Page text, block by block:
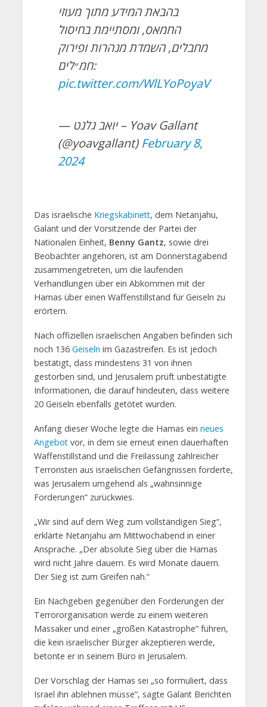
בהבאת המידע מתוך מעוזי
החמאס, ומסתיימת בחיסול
מחבלים, השמדת מנהרות ופירוק
חמ״לים:
pic.twitter.com/WlLYoPoyaV
— יואב גלנט – Yoav Gallant
(@yoavgallant) February 8,
2024
Das israelische Kriegskabinett, dem Netanjahu,
Galant und der Vorsitzende der Partei der
Nationalen Einheit, Benny Gantz, sowie drei
Beobachter angehören, ist am Donnerstagabend
zusammengetreten, um die laufenden
Verhandlungen über ein Abkommen mit der
Hamas über einen Waffenstillstand für Geiseln zu
erörtern.
Nach offiziellen israelischen Angaben befinden sich
noch 136 Geiseln im Gazastreifen. Es ist jedoch
bestätigt, dass mindestens 31 von ihnen
gestorben sind, und Jerusalem prüft unbestätigte
Informationen, die darauf hindeuten, dass weitere
20 Geiseln ebenfalls getötet wurden.
Anfang dieser Woche legte die Hamas ein neues
Angebotvor, in dem sie erneut einen dauerhaften
Waffenstillstand und die Freilassung zahlreicher
Terroristen aus israelischen Gefängnissen forderte,
was Jerusalem umgehend als „wahnsinnige
Forderungen“ zurückwies.
„Wir sind auf dem Weg zum vollständigen Sieg“,
erklärte Netanjahu am Mittwochabend in einer
Ansprache. „Der absolute Sieg über die Hamas
wird nicht Jahre dauern. Es wird Monate dauern.
Der Sieg ist zum Greifen nah.“
Ein Nachgeben gegenüber den Forderungen der
Terrororganisation werde zu einem weiteren
Massaker und einer „großen Katastrophe“ führen,
die kein israelischer Bürger akzeptieren werde,
betonte er in seinem Büro in Jerusalem.
Der Vorschlag der Hamas sei „so formuliert, dass
Israel ihn ablehnen müsse“, sagte Galant Berichten